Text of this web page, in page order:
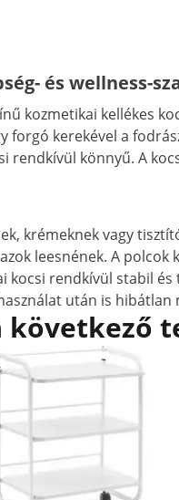
és wellness-
kozmetikai kellékes
kerekével a
könnyű. A
krémeknek vagy
leesnének. A
rendkívül stabil
után is hibátlan